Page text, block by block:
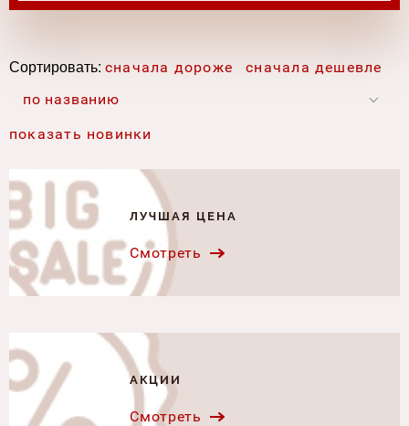
Сортировать: сначала дороже
сначала дешевле
по названию
показать новинки
ЛУЧШАЯ ЦЕНА
Смотреть
АКЦИИ
Смотреть